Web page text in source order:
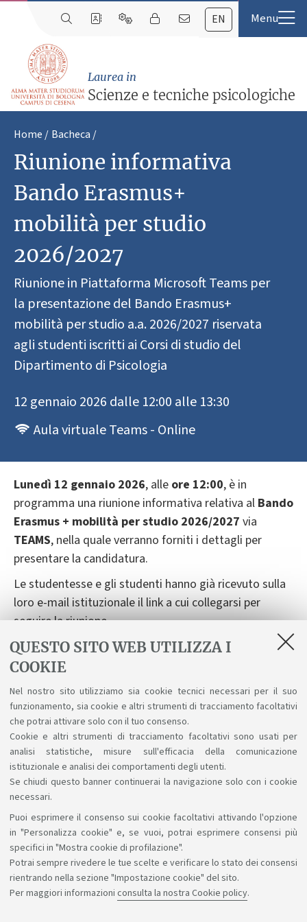
QUESTO SITO WEB UTILIZZA I
COOKIE
Nel nostro sito utilizziamo sia cookie tecnici necessari per il suo
funzionamento, sia cookie e altri strumenti di tracciamento facoltativi
che potrai attivare solo con il tuo consenso.
Cookie e altri strumenti di tracciamento facoltativi sono usati per
analisi statistiche, misure sull'efficacia della comunicazione
istituzionale e analisi dei comportamenti degli utenti.
Se chiudi questo banner continuerai la navigazione solo con i cookie
necessari.
Puoi esprimere il consenso sui cookie facoltativi attivando l'opzione
in "Personalizza cookie" e, se vuoi, potrai esprimere consensi più
specifici in "Mostra cookie di profilazione".
Potrai sempre rivedere le tue scelte e verificare lo stato dei consensi
rientrando nella sezione "Impostazione cookie" del sito.
Per maggiori informazioni consulta la nostra Cookie policy.
EN
Laurea in
Scienze e tecniche psicologiche
Home Bacheca
Riunione informativa
Bando Erasmus+
mobilità per studio
2026/2027
Riunione in Piattaforma Microsoft Teams per
la presentazione del Bando Erasmus+
mobilità per studio a.a. 2026/2027 riservata
agli studenti iscritti ai Corsi di studio del
Dipartimento di Psicologia
12 gennaio 2026 dalle 12:00 alle 13:30
Aula virtuale Teams - Online
Lunedì 12 gennaio 2026, alle ore 12:00, è in
programma una riunione informativa relativa al Bando
Erasmus + mobilità per studio 2026/2027 via
TEAMS, nella quale verranno forniti i dettagli per
presentare la candidatura.
Le studentesse e gli studenti hanno già ricevuto sulla
loro e-mail istituzionale il link a cui collegarsi per
seguire la riunione.
Il bando è disponibile alla seguentePagina.
indicati nel bando e di iscriversi ai test di
accertamento linguistico entro il 16 gennaio 2026 alle
ore 13:00, tramite AlmaRM.
Sosteniamo il diritto alla conoscenza
Seguici su: